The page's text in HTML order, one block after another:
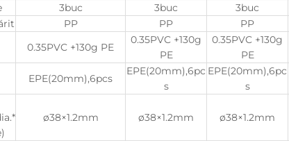
3buc 3buc 3buc
PP PP PP
0.35PVC +130g PE
0.35PVC +130g
PE
0.35PVC +130g
PE
EPE(20mm),6pcs
EPE(20mm),6pc
s
EPE(20mm),6pc
s
ø38×1.2mm ø38×1.2mm ø38×1.2mm